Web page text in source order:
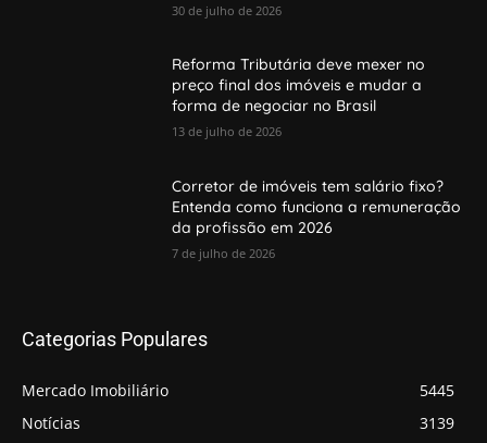
30 de julho de 2026
Reforma Tributária deve mexer no
preço final dos imóveis e mudar a
forma de negociar no Brasil
13 de julho de 2026
Corretor de imóveis tem salário fixo?
Entenda como funciona a remuneração
da profissão em 2026
7 de julho de 2026
Categorias Populares
Mercado Imobiliário
5445
Notícias
3139